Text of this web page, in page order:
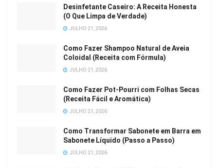
Desinfetante Caseiro: A Receita Honesta
(O Que Limpa de Verdade)
JULHO 21, 2026
Como Fazer Shampoo Natural de Aveia
Coloidal (Receita com Fórmula)
JULHO 21, 2026
Como Fazer Pot-Pourri com Folhas Secas
(Receita Fácil e Aromática)
JULHO 21, 2026
Como Transformar Sabonete em Barra em
Sabonete Líquido (Passo a Passo)
JULHO 21, 2026